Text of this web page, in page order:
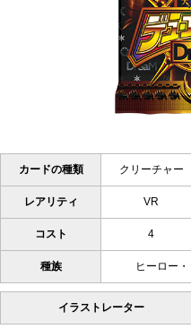
カードの種類 クリーチャー
レアリティ VR
コスト 4
種族 ヒーロー
イラストレーター